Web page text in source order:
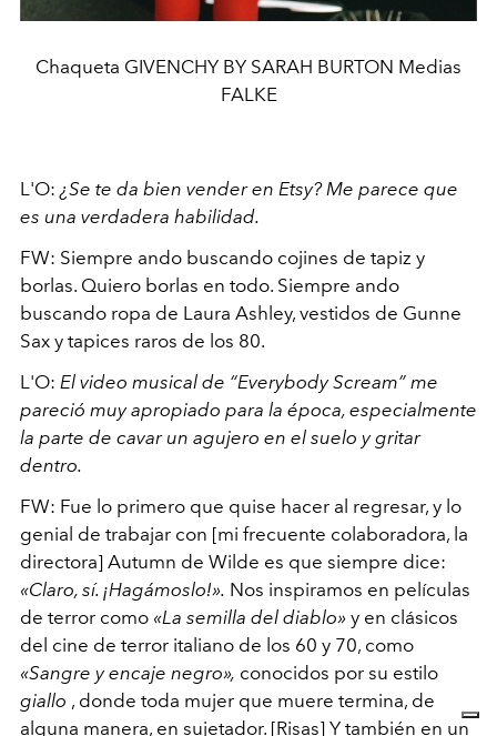
Chaqueta GIVENCHY BY SARAH BURTON Medias
FALKE
L'O: ¿Se te da bien vender en Etsy? Me parece que
es una verdadera habilidad.
FW: Siempre ando buscando cojines de tapiz y
borlas. Quiero borlas en todo. Siempre ando
buscando ropa de Laura Ashley, vestidos de Gunne
Sax y tapices raros de los 80.
L'O: El video musical de “Everybody Scream” me
pareció muy apropiado para la época, especialmente
la parte de cavar un agujero en el suelo y gritar
dentro.
FW: Fue lo primero que quise hacer al regresar, y lo
genial de trabajar con [mi frecuente colaboradora, la
directora] Autumn de Wilde es que siempre dice:
«Claro, sí. ¡Hagámoslo!». Nos inspiramos en películas
de terror como «La semilla del diablo» y en clásicos
del cine de terror italiano de los 60 y 70, como
«Sangre y encaje negro», conocidos por su estilo
giallo , donde toda mujer que muere termina, de
alguna manera, en sujetador. [Risas] Y también en un